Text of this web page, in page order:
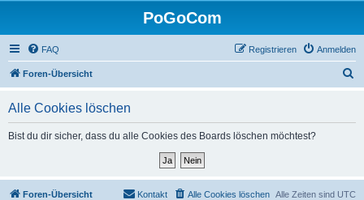
PoGoCom
FAQ Anmelden
Registrieren
Foren-Übersicht
Alle Cookies löschen
Bist du dir sicher, dass du alle Cookies des Boards löschen möchtest?
Foren-Übersicht Alle Zeiten sind UTC
Alle Cookies löschen
Kontakt